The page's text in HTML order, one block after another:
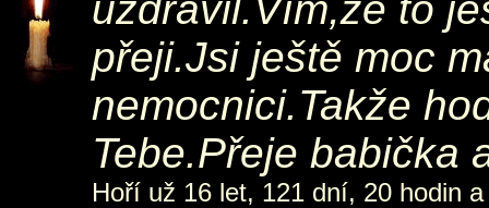
přeji.Jsi ještě moc
nemocnici.Takže
Tebe.Přeje babička
Hoří už 16 let, 121 dní, 20 hodin